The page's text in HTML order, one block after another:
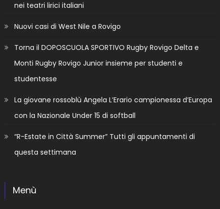
nei teatri lirici italiani
Nuovi casi di West Nile a Rovigo
Torna il DOPOSCUOLA SPORTIVO Rugby Rovigo Delta e
Monti Rugby Rovigo Junior insieme per studenti e
studentesse
La giovane rossoblù Angela L’Erario campionessa d’Europa
con la Nazionale Under 15 di softball
“R-Estate in Città Summer” Tutti gli appuntamenti di
questa settimana
Menù